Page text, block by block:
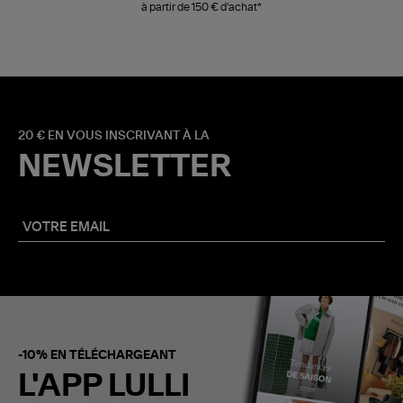
à partir de 150 € d'achat*
20 € EN VOUS INSCRIVANT À LA
NEWSLETTER
-10% EN TÉLÉCHARGEANT
L'APP LULLI